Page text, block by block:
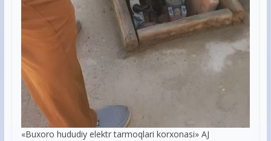
«Buxoro hududiy elektr tarmoqlari korxonasi» AJ